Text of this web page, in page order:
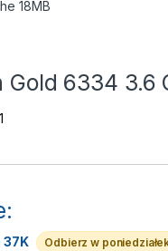
18MB
6334 3.6
37K Odbierz w